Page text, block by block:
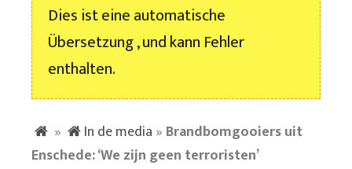
Nieuwsbrief
Dies ist eine automatische
Übersetzung , und kann Fehler
enthalten.
» In de media » Brandbomgooiers uit
Enschede: ‘We zijn geen terroristen’